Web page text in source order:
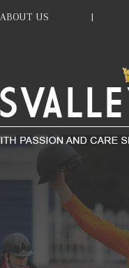
ABOUT US